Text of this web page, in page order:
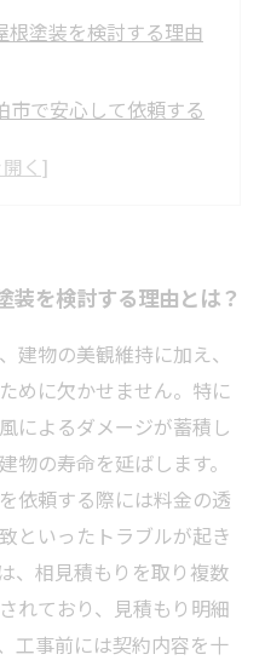
塗装を検討する理由
で安心して依頼する
ラブル事例とその原
ぎ安心して塗装を終え
ス
しないための5つのチ
満足できる外壁屋根塗
装を検討する理由とは？
建物の美観維持に加え、
めに欠かせません。特に
によるダメージが蓄積し
物の寿命を延ばします。
依頼する際には料金の透
といったトラブルが起き
、相見積もりを取り複数
れており、見積もり明細
工事前には契約内容を十